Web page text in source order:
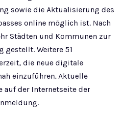
sowie die Aktualisierung des
online möglich ist. Nach
Städten und Kommunen zur
Weitere 51
die neue digitale
einzuführen. Aktuelle
auf der Internetseite der